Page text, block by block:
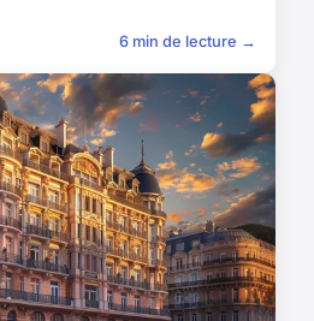
6 min de lecture →